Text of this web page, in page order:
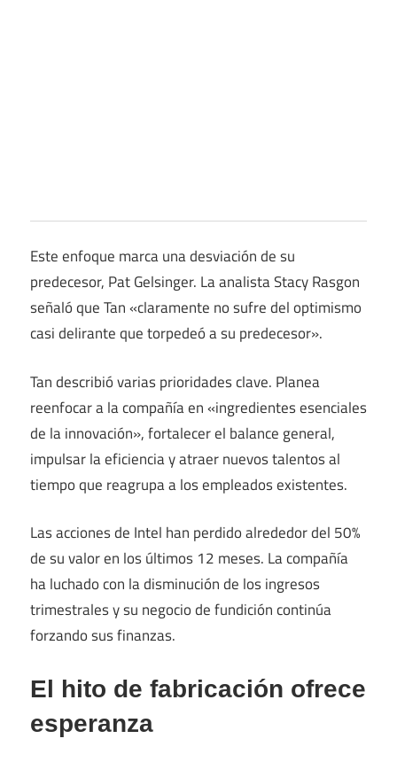
Este enfoque marca una desviación de su
predecesor, Pat Gelsinger. La analista Stacy Rasgon
señaló que Tan «claramente no sufre del optimismo
casi delirante que torpedeó a su predecesor».
Tan describió varias prioridades clave. Planea
reenfocar a la compañía en «ingredientes esenciales
de la innovación», fortalecer el balance general,
impulsar la eficiencia y atraer nuevos talentos al
tiempo que reagrupa a los empleados existentes.
Las acciones de Intel han perdido alrededor del 50%
de su valor en los últimos 12 meses. La compañía
ha luchado con la disminución de los ingresos
trimestrales y su negocio de fundición continúa
forzando sus finanzas.
El hito de fabricación ofrece
esperanza